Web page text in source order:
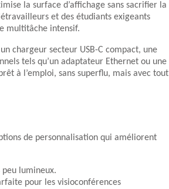
la surface d’affichage sans sacrifier la
et des étudiants exigeants
multitâche intensif.
chargeur secteur USB-C compact, une
tels qu’un adaptateur Ethernet ou une
à l’emploi, sans superflu, mais avec tout
de personnalisation qui améliorent
lumineux.
pour les visioconférences